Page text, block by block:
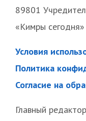
89801
«Кимры сегодня»
Условия
Политика
Согласие на
Главный